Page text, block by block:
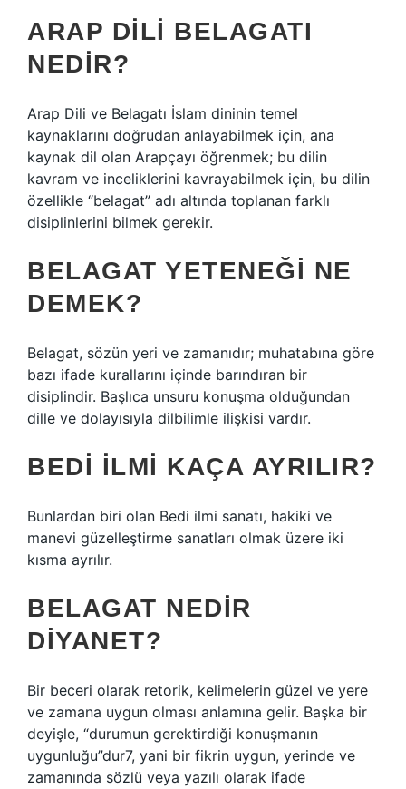
ARAP DILI BELAGATI
NEDIR?
Arap Dili ve Belagatı İslam dininin temel
kaynaklarını doğrudan anlayabilmek için, ana
kaynak dil olan Arapçayı öğrenmek; bu dilin
kavram ve inceliklerini kavrayabilmek için, bu dilin
özellikle “belagat” adı altında toplanan farklı
disiplinlerini bilmek gerekir.
BELAGAT YETENEĞI NE
DEMEK?
Belagat, sözün yeri ve zamanıdır; muhatabına göre
bazı ifade kurallarını içinde barındıran bir
disiplindir. Başlıca unsuru konuşma olduğundan
dille ve dolayısıyla dilbilimle ilişkisi vardır.
BEDI ILMI KAÇA AYRILIR?
Bunlardan biri olan Bedi ilmi sanatı, hakiki ve
manevi güzelleştirme sanatları olmak üzere iki
kısma ayrılır.
BELAGAT NEDIR
DIYANET?
Bir beceri olarak retorik, kelimelerin güzel ve yere
ve zamana uygun olması anlamına gelir. Başka bir
deyişle, “durumun gerektirdiği konuşmanın
uygunluğu”dur7, yani bir fikrin uygun, yerinde ve
zamanında sözlü veya yazılı olarak ifade